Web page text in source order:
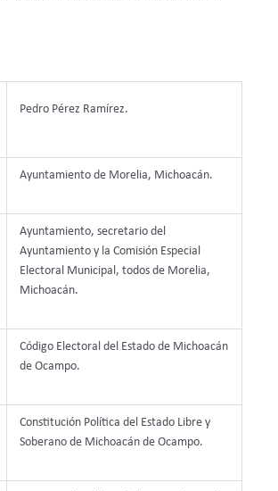
Pedro Pérez Ramírez.
Ayuntamiento de Morelia, Michoacán.
Ayuntamiento, secretario del
Ayuntamiento y la Comisión Especial
Electoral Municipal, todos de Morelia,
Michoacán.
Código Electoral del Estado de Michoacán
de Ocampo.
Constitución Política del Estado Libre y
Soberano de Michoacán de Ocampo.